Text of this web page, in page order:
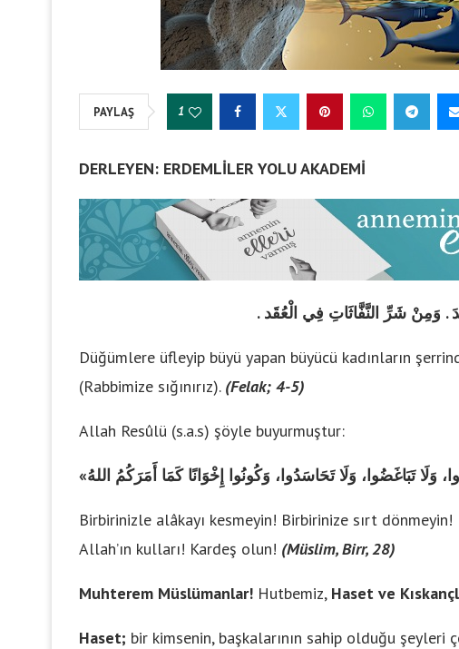
PAYLAŞ 1
DERLEYEN: ERDEMLİLER YOLU
وَمِنْ شَرِّ النَّفَّاثَاتِ فِي الْعُقَد
Düğümlere üfleyip büyü yapan büyücü kadınların
(Rabbimize sığınırız). (Felak; 4-5)
Allah Resûlü (s.a.s) şöyle buyurmuştur:
Birbirinizle alâkayı kesmeyin! Birbirinize sırt
Allah’ın kulları! Kardeş olun! (Müslim, Birr, 28)
Muhterem Müslümanlar! Hutbemiz, Haset ve
Haset; bir kimsenin, başkalarının sahip olduğu